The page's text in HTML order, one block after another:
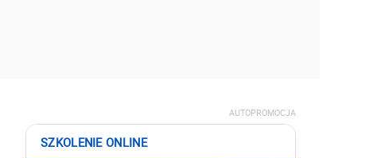
AUTOPROMOCJA
SZKOLENIE ONLINE